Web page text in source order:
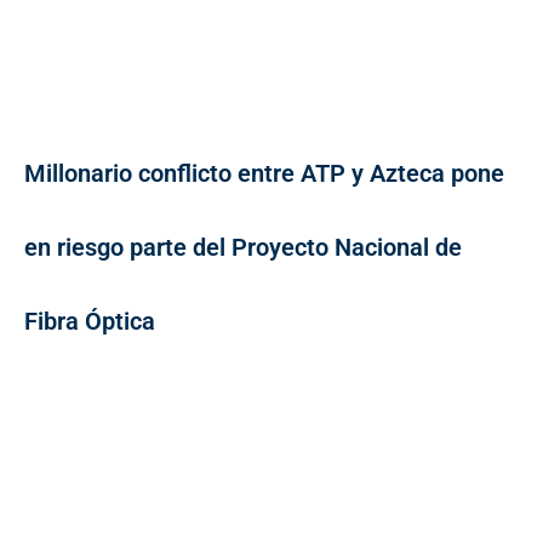
Millonario conflicto entre ATP y Azteca pone
en riesgo parte del Proyecto Nacional de
Fibra Óptica